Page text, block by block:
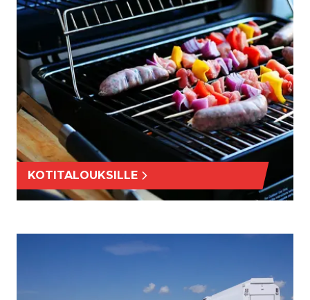
KOTITALOUKSILLE